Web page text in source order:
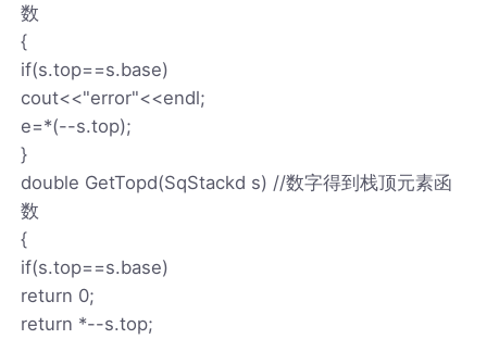
数
{
if(s.top==s.base)
cout<<"error"<<endl;
e=*(--s.top);
}
double GetTopd(SqStackd s) //数字得到栈顶元素函
数
{
if(s.top==s.base)
return 0;
return *--s.top;